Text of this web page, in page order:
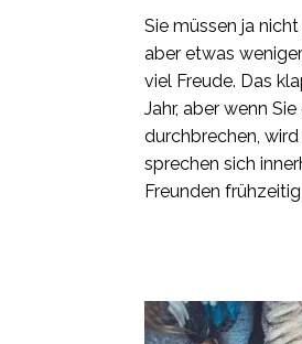
Sie müssen ja
aber etwas
viel Freude. Das
Jahr, aber wenn
durchbrechen,
sprechen sich
Freunden